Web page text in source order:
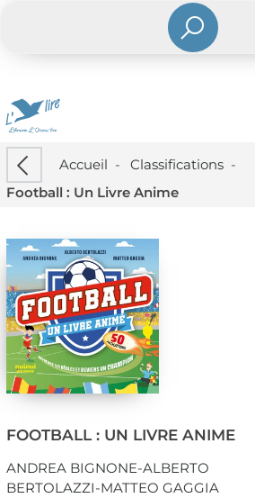
Accueil - Classifications-
Football : Un Livre Anime
FOOTBALL : UN LIVRE ANIME
ANDREA BIGNONE-ALBERTO
BERTOLAZZI-MATTEO GAGGIA